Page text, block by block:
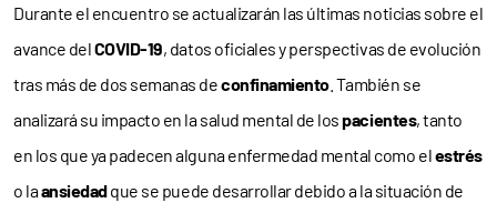
Durante el encuentro se actualizarán las últimas noticias sobre el
avance delCOVID-19, datos oficiales y perspectivas de evolución
tras más de dos semanas deconfinamiento. También se
analizará su impacto en la salud mental de lospacientes, tanto
en los que ya padecen alguna enfermedad mental como elestrés
o laansiedadque se puede desarrollar debido a la situación de